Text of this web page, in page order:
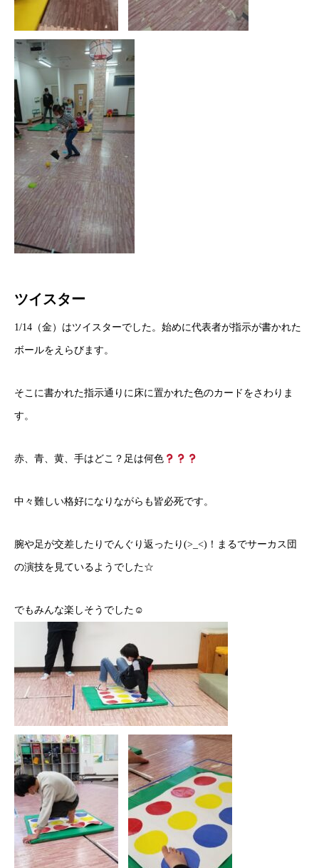
ツイスター
1/14（金）はツイスターでした。始めに代表者が指示が書かれた
ボールをえらびます。
そこに書かれた指示通りに床に置かれた色のカードをさわりま
す。
赤、青、黄、手はどこ？足は何色
中々難しい格好になりながらも皆必死です。
腕や足が交差したりでんぐり返ったり(>_<)！まるでサーカス団
の演技を見ているようでした☆
でもみんな楽しそうでした☺